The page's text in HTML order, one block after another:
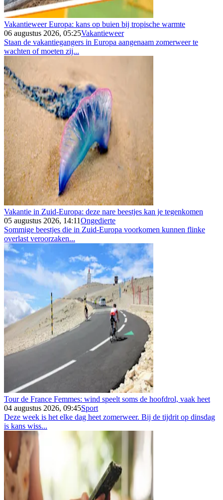
Vakantieweer Europa: kans op buien bij tropische warmte
06 augustus 2026, 05:25Vakantieweer
Staan de vakantiegangers in Europa aangenaam zomerweer te
wachten of moeten zij...
Vakantie in Zuid-Europa: deze nare beestjes kan je tegenkomen
05 augustus 2026, 14:11Ongedierte
Sommige beestjes die in Zuid-Europa voorkomen kunnen flinke
overlast veroorzaken...
Tour de France Femmes: wind speelt soms de hoofdrol, vaak heet
04 augustus 2026, 09:45Sport
Deze week is het elke dag heet zomerweer. Bij de tijdrit op dinsdag
is kans wiss...